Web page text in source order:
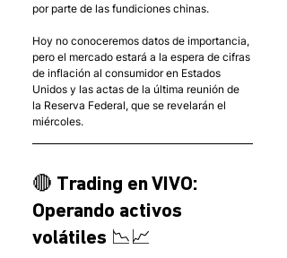
por parte de las fundiciones chinas.
Hoy no conoceremos datos de importancia,
pero el mercado estará a la espera de cifras
de inflación al consumidor en Estados
Unidos y las actas de la última reunión de
la Reserva Federal, que se revelarán el
miércoles.
🔴 Trading en VIVO:
Operando activos
volátiles 📉📈